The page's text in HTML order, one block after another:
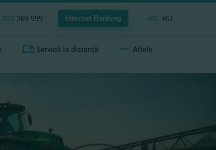
022 269 999 Internet Banking RO RU
Servicii la distanță Altele